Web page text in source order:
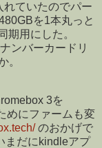
れていたのでパー
を1本丸っと
期用にした。
ンバーカードリ
。
3を
めにファームも変
のおかげで
まだにkindleアプ